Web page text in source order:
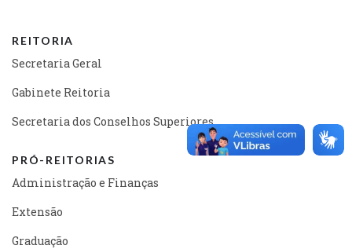
REITORIA
Secretaria Geral
Gabinete Reitoria
Secretaria dos Conselhos Superiores
PRÓ-REITORIAS
Administração e Finanças
Extensão
Graduação